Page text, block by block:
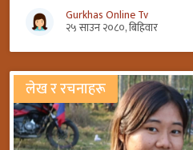
Gurkhas Online Tv
२५ साउन २०८०, बिहिवार
लेख र रचनाहरू